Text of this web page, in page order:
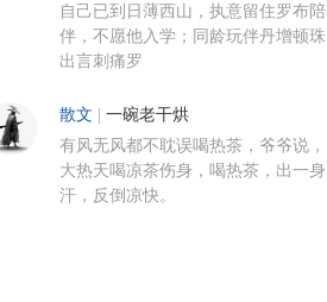
自己已到日薄西山，执意留住罗布陪
伴，不愿他入学；同龄玩伴丹增顿珠
出言刺痛罗
散文 一碗老干烘
有风无风都不耽误喝热茶，爷爷说，
大热天喝凉茶伤身，喝热茶，出一身
汗，反倒凉快。